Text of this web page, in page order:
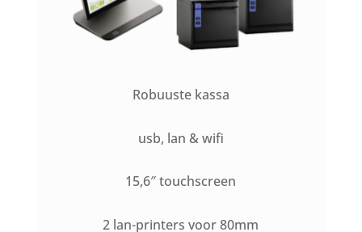
Robuuste kassa
usb, lan & wifi
15,6″ touchscreen
2 lan-printers voor 80mm